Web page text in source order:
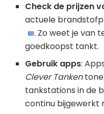
Check de prijzen
actuele
. Zo weet je van
goedkoopst tankt.
Gebruik apps:
Clever Tanken
tankstations in de
continu bijgewerkt